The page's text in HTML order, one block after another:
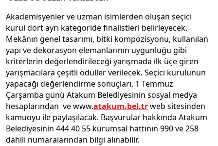
Akademisyenler ve uzman isimlerden oluşan seçici
kurul dört ayrı kategoride finalistleri belirleyecek.
Mekânın genel tasarımı, bitki kompozisyonu, kullanılan
yapı ve dekorasyon elemanlarının uygunluğu gibi
kriterlerin değerlendirileceği yarışmada ilk üçe giren
yarışmacılara çeşitli ödüller verilecek. Seçici kurulunun
yapacağı değerlendirme sonuçları, 1 Temmuz
Çarşamba günü Atakum Belediyesinin sosyal medya
hesaplarından ve www.atakum.bel.trweb sitesinden
kamuoyu ile paylaşılacak. Başvurular hakkında Atakum
Belediyesinin 444 40 55 kurumsal hattının 990 ve 258
dahili numaralarından bilgi alınabilir.